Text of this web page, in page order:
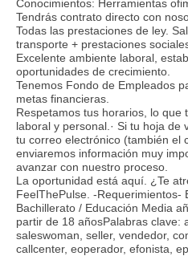
Conocimientos: Herramientas
Tendrás contrato directo con
Todas las prestaciones de ley.
transporte + prestaciones
Excelente ambiente laboral,
oportunidades de crecimiento.
Tenemos Fondo de Empleados
metas financieras.
Respetamos tus horarios, lo que
laboral y personal.· Si tu hoja de
tu correo electrónico (también el
enviaremos información muy
avanzar con nuestro proceso.
La oportunidad está aquí. ¿Te
FeelThePulse. -Requerimientos-
Bachillerato / Educación Media
partir de 18 añosPalabras clave:
saleswoman, seller, vendedor,
callcenter, eoperador, efonista,